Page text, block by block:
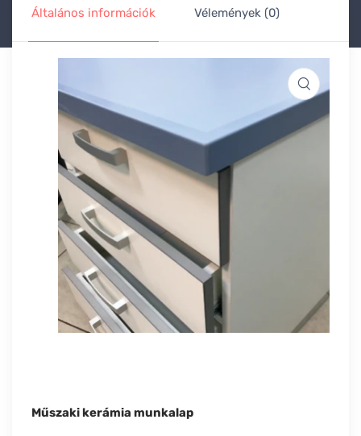
Általános információk Vélemények (0)
Műszaki kerámia munkalap